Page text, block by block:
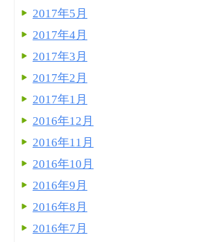
2017年5月
2017年4月
2017年3月
2017年2月
2017年1月
2016年12月
2016年11月
2016年10月
2016年9月
2016年8月
2016年7月